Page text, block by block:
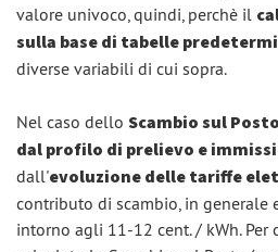
valore univoco, quindi, perchè il
sulla base di tabelle
diverse variabili di cui sopra.
Nel caso dello Scambio sul Posto
dal profilo di prelievo e
dall'evoluzione delle tariffe
contributo di scambio, in generale
intorno agli 11-12 cent. / kWh. Per